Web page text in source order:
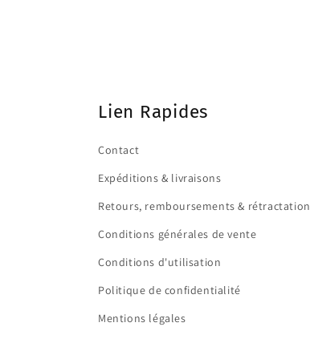
Lien Rapides
Contact
Expéditions & livraisons
Retours, remboursements & rétractation
Conditions générales de vente
Conditions d'utilisation
Politique de confidentialité
Mentions légales